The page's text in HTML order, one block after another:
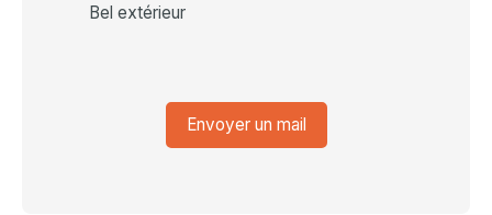
Bel extérieur
Envoyer un mail